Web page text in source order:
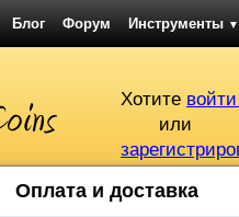
Блог Форум Инструменты ▼
Хотите
или
Оплата и доставка